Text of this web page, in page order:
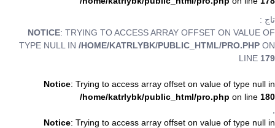
تاج :
NOTICE: TRYING TO ACCESS ARRAY OFFSET ON VALUE OF
TYPE NULL IN /HOME/KATRLYBK/PUBLIC_HTML/PRO.PHP ON
LINE 179
Notice: Trying to access array offset on value of type null in
/home/katrlybk/public_html/pro.php on line 180
Notice: Trying to access array offset on value of type null in